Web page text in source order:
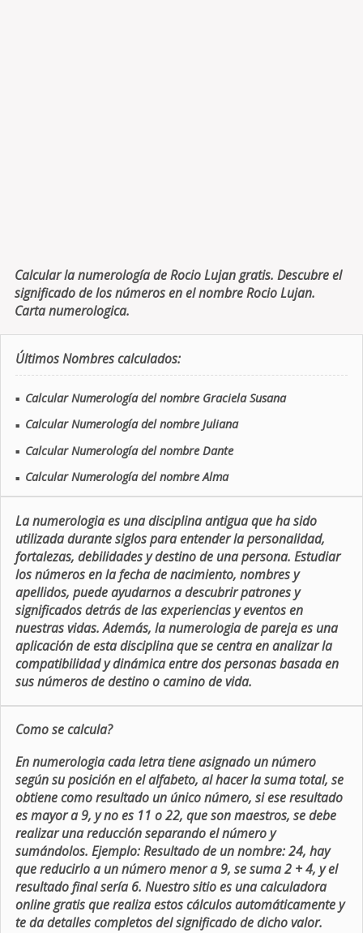
Calcular la numerología de Rocio Lujan gratis. Descubre el
significado de los números en el nombre Rocio Lujan.
Carta numerologica.
Últimos Nombres calculados:
■ Calcular Numerología del nombre Graciela Susana
■ Calcular Numerología del nombre Juliana
■ Calcular Numerología del nombre Dante
■ Calcular Numerología del nombre Alma
La numerologia es una disciplina antigua que ha sido
utilizada durante siglos para entender la personalidad,
fortalezas, debilidades y destino de una persona. Estudiar
los números en la fecha de nacimiento, nombres y
apellidos, puede ayudarnos a descubrir patrones y
significados detrás de las experiencias y eventos en
nuestras vidas. Además, la numerologia de pareja es una
aplicación de esta disciplina que se centra en analizar la
compatibilidad y dinámica entre dos personas basada en
sus números de destino o camino de vida.
Como se calcula?
En numerologia cada letra tiene asignado un número
según su posición en el alfabeto, al hacer la suma total, se
obtiene como resultado un único número, si ese resultado
es mayor a 9, y no es 11 o 22, que son maestros, se debe
realizar una reducción separando el número y
sumándolos. Ejemplo: Resultado de un nombre: 24, hay
que reducirlo a un número menor a 9, se suma 2 + 4, y el
resultado final sería 6. Nuestro sitio es una calculadora
online gratis que realiza estos cálculos automáticamente y
te da detalles completos del significado de dicho valor.